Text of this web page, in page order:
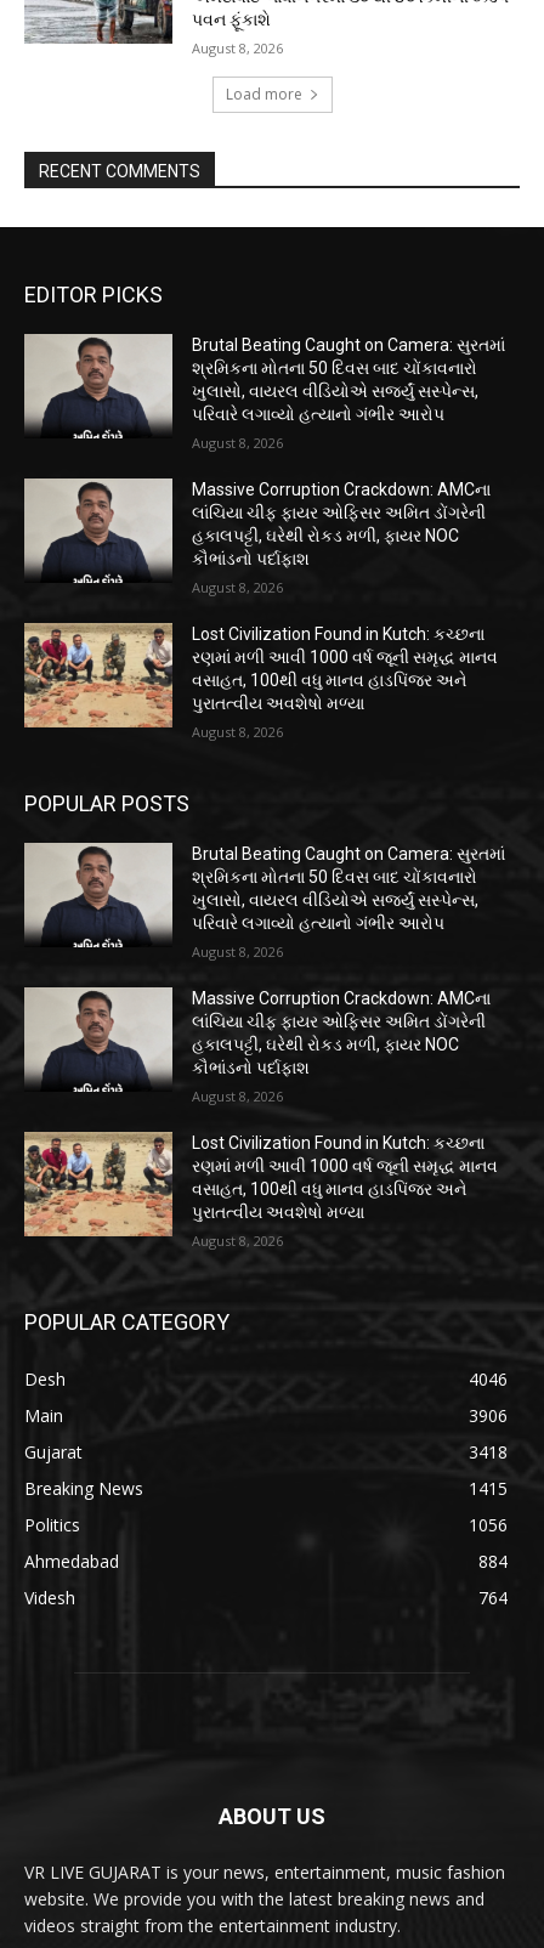
પવન ફૂંકાશે
August 8, 2026
Load more
RECENT COMMENTS
EDITOR PICKS
Brutal Beating Caught on Camera: સુરતમાં
શ્રમિકના મોતના 50 દિવસ બાદ ચોંકાવનારો
ખુલાસો, વાયરલ વીડિયોએ સર્જ્યું સસ્પેન્સ,
પરિવારે લગાવ્યો હત્યાનો ગંભીર આરોપ
August 8, 2026
Massive Corruption Crackdown: AMCના
લાંચિયા ચીફ ફાયર ઓફિસર અમિત ડોંગરેની
હકાલપટ્ટી, ઘરેથી રોકડ મળી, ફાયર NOC
કૌભાંડનો પર્દાફાશ
August 8, 2026
Lost Civilization Found in Kutch: કચ્છના
રણમાં મળી આવી 1000 વર્ષ જૂની સમૃદ્ધ માનવ
વસાહત, 100થી વધુ માનવ હાડપિંજર અને
પુરાતત્વીય અવશેષો મળ્યા
August 8, 2026
POPULAR POSTS
Brutal Beating Caught on Camera: સુરતમાં
શ્રમિકના મોતના 50 દિવસ બાદ ચોંકાવનારો
ખુલાસો, વાયરલ વીડિયોએ સર્જ્યું સસ્પેન્સ,
પરિવારે લગાવ્યો હત્યાનો ગંભીર આરોપ
August 8, 2026
Massive Corruption Crackdown: AMCના
લાંચિયા ચીફ ફાયર ઓફિસર અમિત ડોંગરેની
હકાલપટ્ટી, ઘરેથી રોકડ મળી, ફાયર NOC
કૌભાંડનો પર્દાફાશ
August 8, 2026
Lost Civilization Found in Kutch: કચ્છના
રણમાં મળી આવી 1000 વર્ષ જૂની સમૃદ્ધ માનવ
વસાહત, 100થી વધુ માનવ હાડપિંજર અને
પુરાતત્વીય અવશેષો મળ્યા
August 8, 2026
POPULAR CATEGORY
Desh
4046
Main
3906
Gujarat
3418
Breaking News
1415
Politics
1056
Ahmedabad
884
Videsh
764
ABOUT US
VR LIVE GUJARAT is your news, entertainment, music fashion
website. We provide you with the latest breaking news and
videos straight from the entertainment industry.